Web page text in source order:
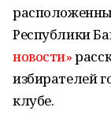
Республики
новости»
избирателей
клубе.